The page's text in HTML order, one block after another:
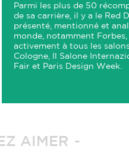
Parmi les plus de 50
de sa carrière, il y a le Red
présenté, mentionné et
monde, notamment
activement à tous les
Cologne, Il Salone
Fair et Paris Design Week.
AIMER